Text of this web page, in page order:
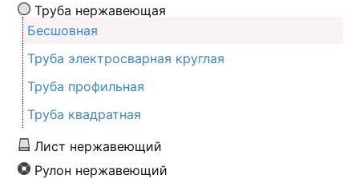
Труба нержавеющая
Бесшовная
Труба электросварная круглая
Труба профильная
Труба квадратная
Лист нержавеющий
Рулон нержавеющий